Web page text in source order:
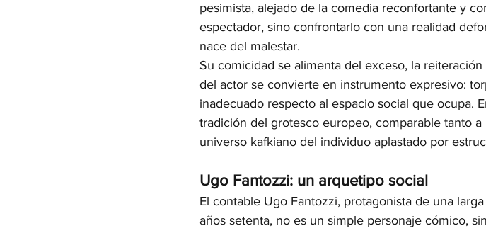
pesimista, alejado de la comedia reconfortante y
espectador, sino confrontarlo con una realidad
nace del malestar.
Su comicidad se alimenta del exceso, la
del actor se convierte en instrumento expresivo:
inadecuado respecto al espacio social que ocupa.
tradición del grotesco europeo, comparable tanto
universo kafkiano del individuo aplastado por
Ugo Fantozzi: un arquetipo social
El contable Ugo Fantozzi, protagonista de una
años setenta, no es un simple personaje cómico,